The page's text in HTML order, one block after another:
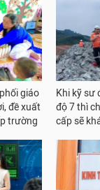
giáo
đề xuất
trường
Khi kỹ sư
độ 7 thì
cấp sẽ